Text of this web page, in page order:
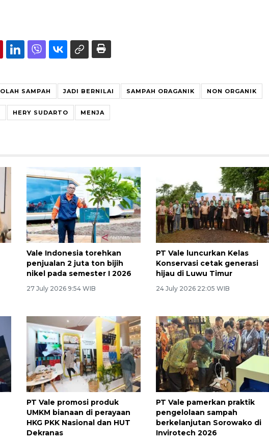
OLAH SAMPAH JADI BERNILAI SAMPAH ORAGANIK NON ORGANIK
HERY SUDARTO MENJA
Vale Indonesia torehkan
penjualan 2 juta ton bijih
nikel pada semester I 2026
27 July 2026 9:54 WIB
PT Vale luncurkan Kelas
Konservasi cetak generasi
hijau di Luwu Timur
24 July 2026 22:05 WIB
PT Vale promosi produk
UMKM bianaan di perayaan
HKG PKK Nasional dan HUT
Dekranas
PT Vale pamerkan praktik
pengelolaan sampah
berkelanjutan Sorowako di
Invirotech 2026